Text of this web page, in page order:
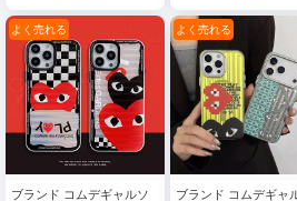
Galaxy Aシリーズケース Google Pixel 9/9Pro/
Google Pixel 8 / 8 Pro / 8A ケース Google Pixel
Google Pixel 6 / 6 Pro / 6A ケース シャオミ
ミュウミュウケース
マックスケース カップル
に人気
気 iPhone 14 ケース
よく売れる
ブランド コムデギャルソ
よく売れる
ブランド コムデギャ